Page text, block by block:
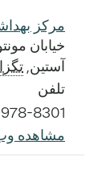
مرکز
خیابان
آستین,
تلفن
8301
مشاهده